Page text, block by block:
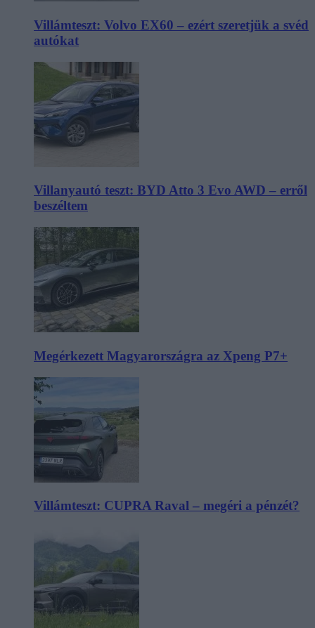
Villámteszt: Volvo EX60 – ezért szeretjük a svéd
autókat
Villanyautó teszt: BYD Atto 3 Evo AWD – erről
beszéltem
Megérkezett Magyarországra az Xpeng P7+
Villámteszt: CUPRA Raval – megéri a pénzét?